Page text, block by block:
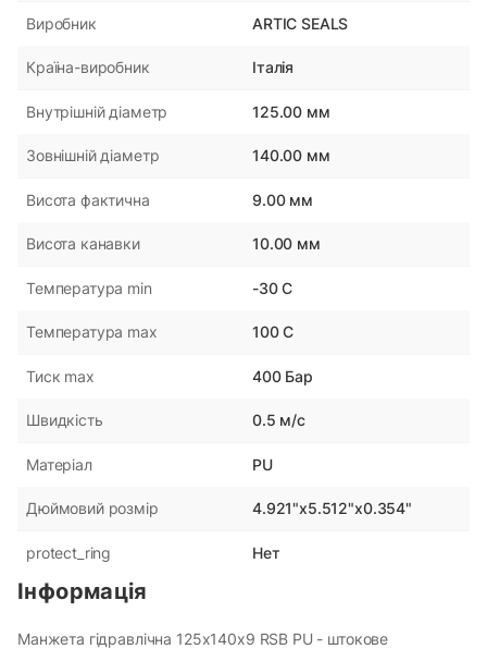
Виробник ARTIC SEALS
Країна-виробник Італія
Внутрішній діаметр 125.00 мм
Зовнішній діаметр 140.00 мм
Висота фактична 9.00 мм
Висота канавки 10.00 мм
Температура min -30 С
Температура max 100 С
Тиск max 400 Бар
Швидкість 0.5 м/с
Матеріал PU
Дюймовий розмір 4.921"x5.512"x0.354"
protect_ring Нет
Інформація
Манжета гідравлічна 125х140х9 RSB PU - штокове